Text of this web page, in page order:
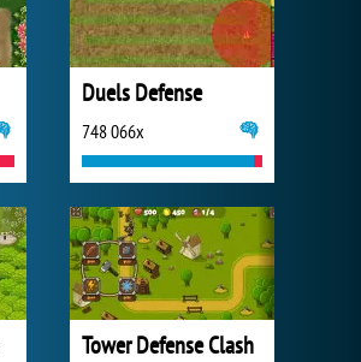
Duels Defense
748 066x
Tower Defense Clash